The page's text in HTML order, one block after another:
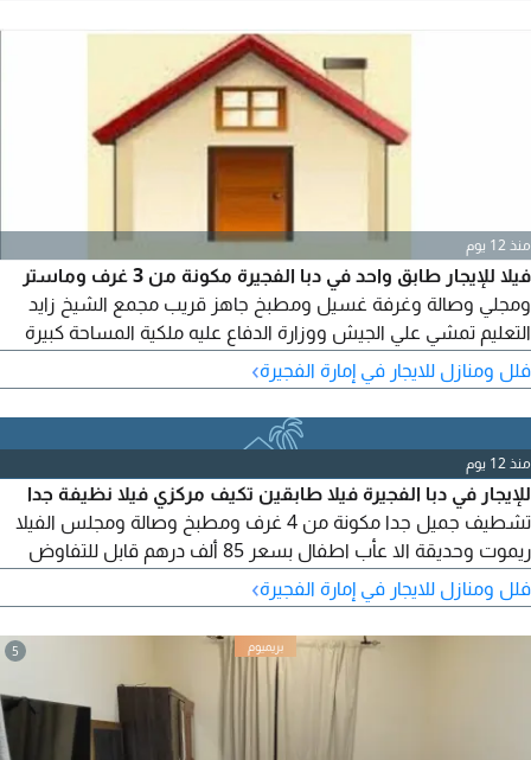
منذ 12 يوم
فيلا للإيجار طابق واحد في دبا الفجيرة مكونة من 3 غرف وماستر
ومجلي وصالة وغرفة غسيل ومطبخ جاهز قريب مجمع الشيخ زايد
التعليم تمشي علي الجيش ووزارة الدفاع عليه ملكية المساحة كبيرة
قابل لي التفاوض
فلل ومنازل للايجار في إمارة الفجيرة›
منذ 12 يوم
للإيجار في دبا الفجيرة فيلا طابقين تكيف مركزي فيلا نظيفة جدا
تشطيف جميل جدا مكونة من 4 غرف ومطبخ وصالة ومجلس الفيلا
ريموت وحديقة الا عأب اطفال بسعر 85 ألف درهم قابل للتفاوض
تمشي علي الجيش فيه ملكية
فلل ومنازل للايجار في إمارة الفجيرة›
5